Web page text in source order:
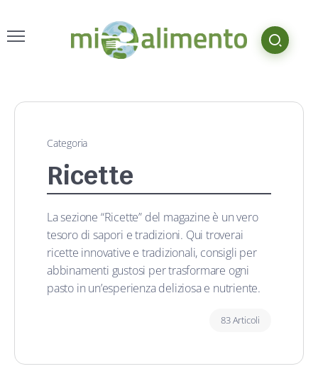
Categoria
Ricette
La sezione “Ricette” del magazine è un vero
tesoro di sapori e tradizioni. Qui troverai
ricette innovative e tradizionali, consigli per
abbinamenti gustosi per trasformare ogni
pasto in un’esperienza deliziosa e nutriente.
83 Articoli